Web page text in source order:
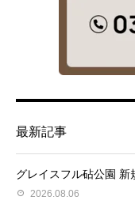
最新記事
グレイスフル砧公園 新
2026.08.06